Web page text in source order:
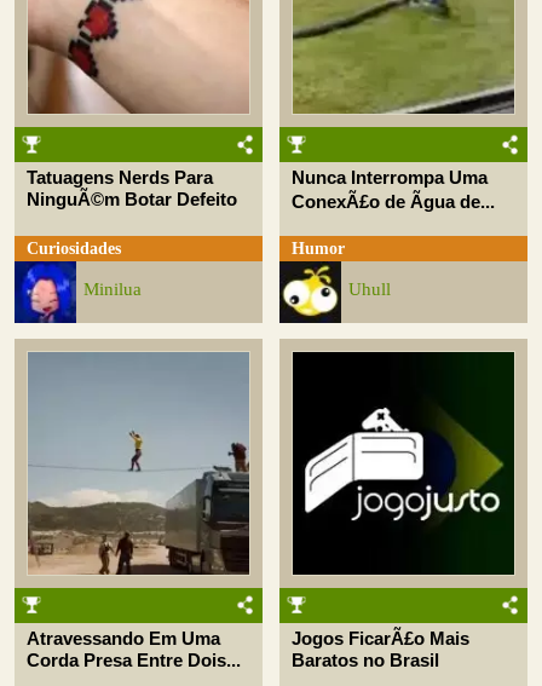
Tatuagens Nerds Para
NinguÃ©m Botar Defeito
Curiosidades
Minilua
Nunca Interrompa Uma
ConexÃ£o de Ãgua de...
Humor
Uhull
Atravessando Em Uma
Corda Presa Entre Dois...
Jogos FicarÃ£o Mais
Baratos no Brasil